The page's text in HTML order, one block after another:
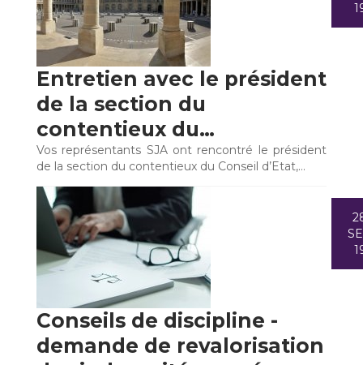
Entretien avec le président
de la section du
contentieux du…
Vos représentants SJA ont rencontré le président
de la section du contentieux du Conseil d’Etat,…
Conseils de discipline -
demande de revalorisation